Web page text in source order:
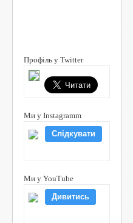
Профіль у Twitter
Ми у Instagramm
Слідкувати
Ми у YouTube
Дивитись